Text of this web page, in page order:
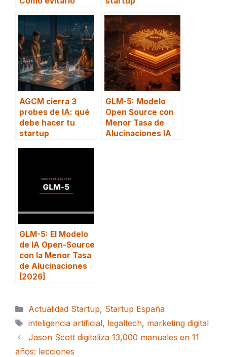
AGCM cierra 3
probes de IA: qué
debe hacer tu
startup
GLM-5: Modelo
Open Source con
Menor Tasa de
Alucinaciones IA
GLM-5: El Modelo
de IA Open-Source
con la Menor Tasa
de Alucinaciones
[2026]
Categorías
Actualidad Startup, Startup España
Etiquetas
inteligencia artificial, legaltech, marketing digital
Jason Scott digitaliza 13,000 manuales en 11
años: lecciones